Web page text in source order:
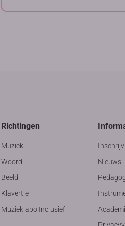
Richtingen
Muziek
Woord
Beeld
Klavertje
Muzieklabo Inclusief
Nieuws